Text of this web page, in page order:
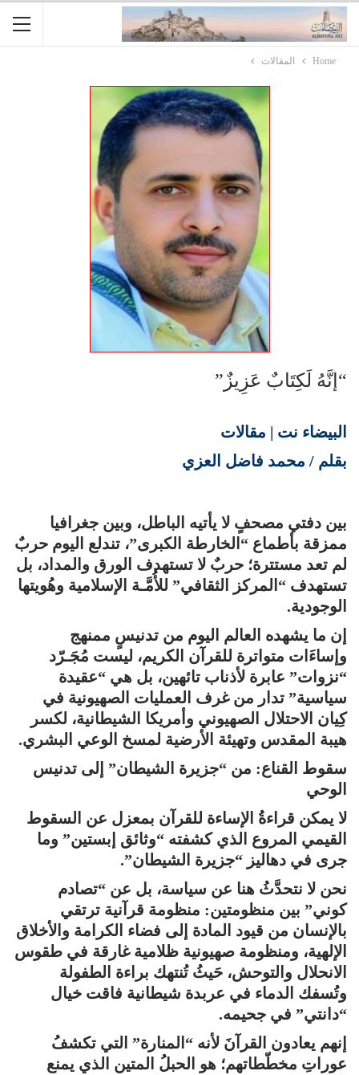
Home المقالات
“إنَّهُ لَكِتَابٌ عَزِيزٌ”
البيضاء نت | مقالات
بقلم / محمد فاضل العزي
بين دفتي مصحفٍ لا يأتيه الباطل، وبين جغرافيا
ممزقة بأطماع “الخارطة الكبرى”، تندلع اليوم حربٌ
لم تعد مستترة؛ حربٌ لا تستهدف الورق والمداد، بل
تستهدف “المركز الثقافي” للأُمَّـة الإسلامية وهُويتها
الوجودية.
إن ما يشهده العالم اليوم من تدنيسٍ ممنهج
وإساءَات متواترة للقرآن الكريم، ليست مُجَـرّد
“نزوات” عابرة لأذناب تائهين، بل هي “عقيدة
سياسية” تدار من غرف العمليات الصهيونية في
كِيان الاحتلال الصهيوني وأمريكا الشيطانية، لكسر
هيبة المقدس وتهيئة الأرضية لمسخ الوعي البشري.
سقوط القناع: من “جزيرة الشيطان” إلى تدنيس
الوحي
لا يمكن قراءةُ الإساءة للقرآن بمعزل عن السقوط
القيمي المروع الذي كشفته “وثائق إبستين” وما
جرى في دهاليز “جزيرة الشيطان”.
نحن لا نتحدَّثُ هنا عن سياسة، بل عن “تصادم
كوني” بين منظومتين: منظومة قرآنية ترتقي
بالإنسان من قيود المادة إلى فضاء الكرامة والأخلاق
الإلهية، ومنظومة صهيونية ظلامية غارقة في طقوس
الانحلال والتوحش، حَيثُ تُنتهك براءة الطفولة
وتُسفك الدماء في عربدة شيطانية فاقت خيال
“دانتي” في جحيمه.
إنهم يعادون القرآنَ لأنه “المنارة” التي تكشفُ
عوراتِ مخطّطاتهم؛ هو الحبلُ المتين الذي يمنع